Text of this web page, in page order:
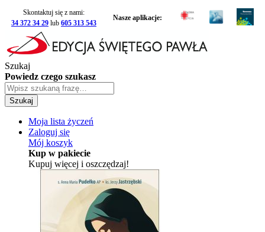
Skontaktuj się z nami:
34 372 34 29 lub 605 313 543
Nasze aplikacje:
Szukaj
Powiedz czego szukasz
Szukaj
Moja lista życzeń
Zaloguj się
Mój koszyk
Kup w pakiecie
Kupuj więcej i oszczędzaj!